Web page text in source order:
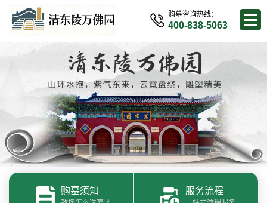
购墓咨询热线：
400-838-5063
购墓须知 服务流程